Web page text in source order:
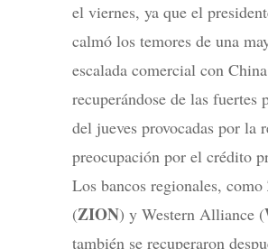
el viernes, ya que el
calmó los temores de una
escalada comercial con
recuperándose de las fuertes
del jueves provocadas por la
preocupación por el crédito
Los bancos regionales,
(ZION) y Western Alliance (
también se recuperaron